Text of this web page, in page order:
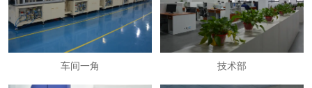
车间一角 技术部